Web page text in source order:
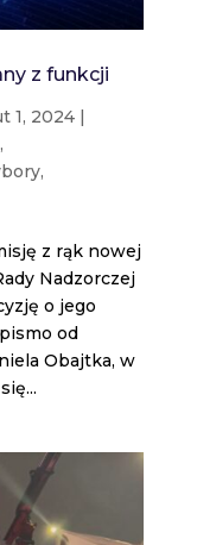
z funkcji
1, 2024|
,
,
z rąk nowej
Nadzorczej
o jego
od
Obajtka, w